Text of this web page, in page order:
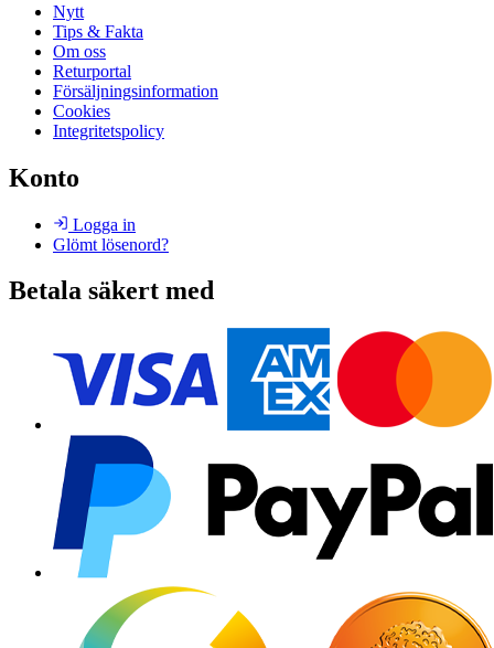
Nytt
Tips & Fakta
Om oss
Returportal
Försäljningsinformation
Cookies
Integritetspolicy
Konto
Logga in
Glömt lösenord?
Betala säkert med